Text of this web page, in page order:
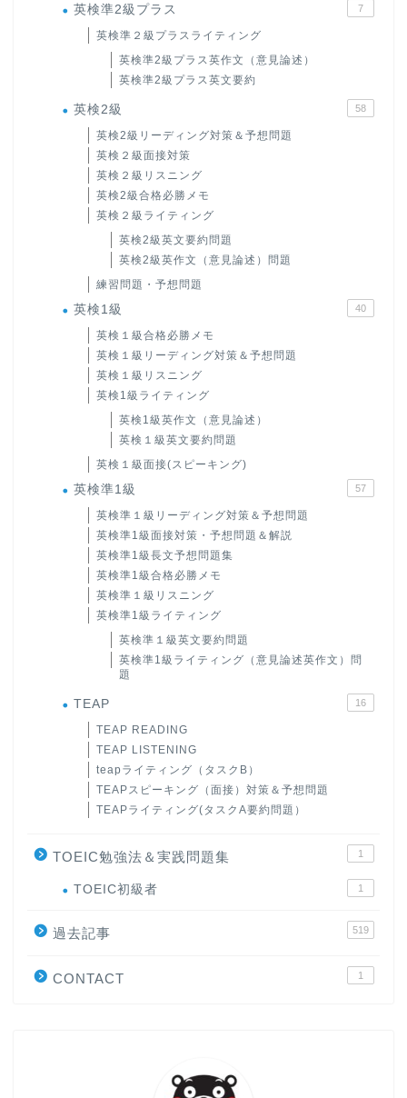
英検準2級プラス 7
英検準２級プラスライティング
英検準2級プラス英作文（意見論述）
英検準2級プラス英文要約
英検2級 58
英検2級リーディング対策＆予想問題
英検２級面接対策
英検２級リスニング
英検2級合格必勝メモ
英検２級ライティング
英検2級英文要約問題
英検2級英作文（意見論述）問題
練習問題・予想問題
英検1級 40
英検１級合格必勝メモ
英検１級リーディング対策＆予想問題
英検１級リスニング
英検1級ライティング
英検1級英作文（意見論述）
英検１級英文要約問題
英検１級面接(スピーキング)
英検準1級 57
英検準１級リーディング対策＆予想問題
英検準1級面接対策・予想問題＆解説
英検準1級長文予想問題集
英検準1級合格必勝メモ
英検準１級リスニング
英検準1級ライティング
英検準１級英文要約問題
英検準1級ライティング（意見論述英作文）問
題
TEAP 16
TEAP READING
TEAP LISTENING
teapライティング（タスクB）
TEAPスピーキング（面接）対策＆予想問題
TEAPライティング(タスクA要約問題）
TOEIC勉強法＆実践問題集 1
TOEIC初級者 1
過去記事 519
CONTACT 1
大学入試英語対策講座